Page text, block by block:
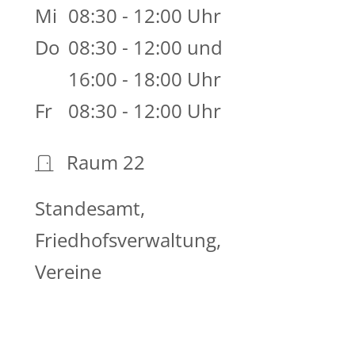
Mi 08:30 - 12:00 Uhr
Do 08:30 - 12:00 und
16:00 - 18:00 Uhr
Fr
08:30 - 12:00 Uhr
Raum 22
Standesamt,
Friedhofsverwaltung,
Vereine